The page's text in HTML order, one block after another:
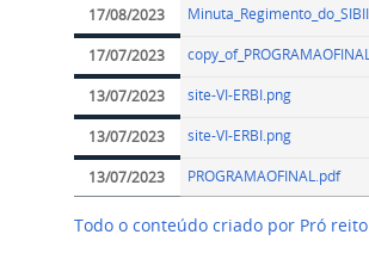
17/08/2023
17/07/2023
13/07/2023 site-VI-ERBI.png
13/07/2023 site-VI-ERBI.png
13/07/2023 PROGRAMAOFINAL.pdf
Todo o conteúdo criado por Pró